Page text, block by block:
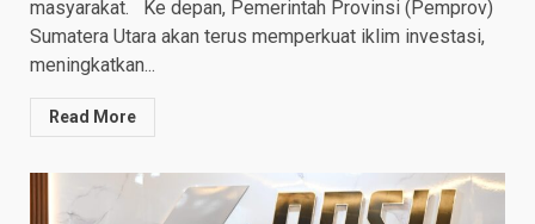
masyarakat. Ke depan, Pemerintah Provinsi (Pemprov)
Sumatera Utara akan terus memperkuat iklim investasi,
meningkatkan...
Read More